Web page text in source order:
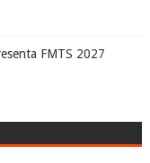
FMTS 2027